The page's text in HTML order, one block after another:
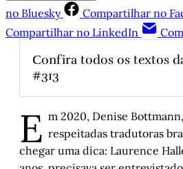
no Bluesky
Compartilhar no
Compartilhar no LinkedIn
Confira todos os textos
#313
Nem toda mistura é boa
Geração Z não gosta de
“Ó, abre alas, que eu quero
E m 2020, Denise
respeitadas tradutoras
chegar uma dica: Laurence